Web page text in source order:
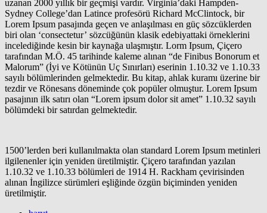
uzanan 2000 yıllık bir geçmişi vardır. Virginia’daki Hampden-
Sydney College’dan Latince profesörü Richard McClintock, bir
Lorem Ipsum pasajında geçen ve anlaşılması en güç sözcüklerden
biri olan ‘consectetur’ sözcüğünün klasik edebiyattaki örneklerini
incelediğinde kesin bir kaynağa ulaşmıştır. Lorm Ipsum, Çiçero
tarafından M.Ö. 45 tarihinde kaleme alınan “de Finibus Bonorum et
Malorum” (İyi ve Kötünün Uç Sınırları) eserinin 1.10.32 ve 1.10.33
sayılı bölümlerinden gelmektedir. Bu kitap, ahlak kuramı üzerine bir
tezdir ve Rönesans döneminde çok popüler olmuştur. Lorem Ipsum
pasajının ilk satırı olan “Lorem ipsum dolor sit amet” 1.10.32 sayılı
bölümdeki bir satırdan gelmektedir.
1500’lerden beri kullanılmakta olan standard Lorem Ipsum metinleri
ilgilenenler için yeniden üretilmiştir. Çiçero tarafından yazılan
1.10.32 ve 1.10.33 bölümleri de 1914 H. Rackham çevirisinden
alınan İngilizce sürümleri eşliğinde özgün biçiminden yeniden
üretilmiştir.